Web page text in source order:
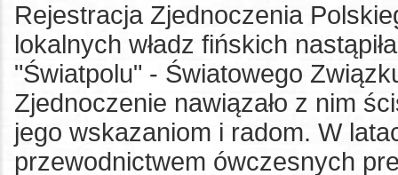
Rejestracja Zjednoczenia
lokalnych władz fińskich
"Światpolu" - Światowego
Zjednoczenie nawiązało z nim
jego wskazaniom i radom. W
przewodnictwem ówczesnych